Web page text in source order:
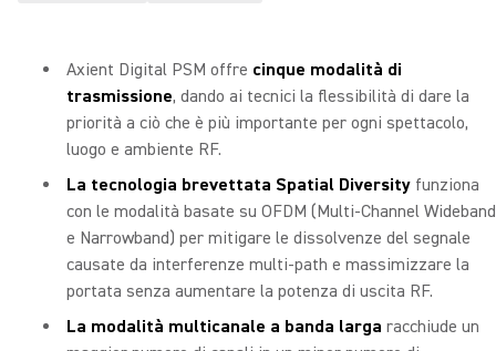
Axient Digital PSM offre cinque modalità di
trasmissione, dando ai tecnici la flessibilità di dare la
priorità a ciò che è più importante per ogni spettacolo,
luogo e ambiente RF.
La tecnologia brevettata Spatial Diversity funziona
con le modalità basate su OFDM (Multi-Channel Wideband
e Narrowband) per mitigare le dissolvenze del segnale
causate da interferenze multi-path e massimizzare la
portata senza aumentare la potenza di uscita RF.
La modalità multicanale a banda larga racchiude un